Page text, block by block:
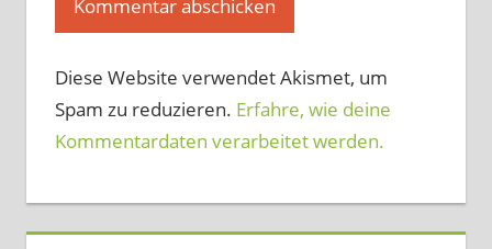
Diese Website verwendet Akismet, um
Spam zu reduzieren. Erfahre, wie deine
Kommentardaten verarbeitet werden.